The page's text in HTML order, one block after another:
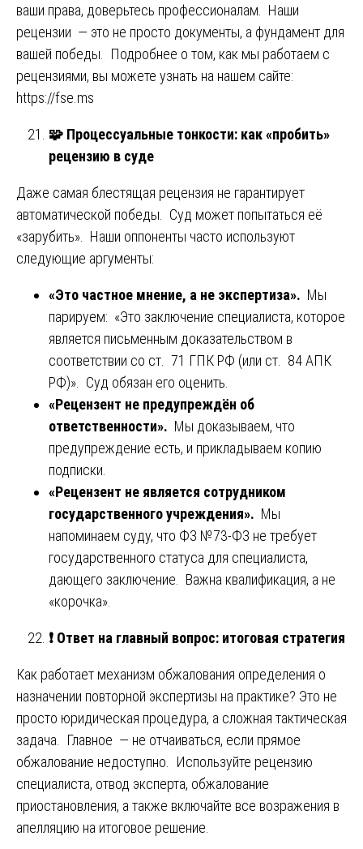
ваши права, доверьтесь профессионалам. Наши
рецензии — это не просто документы, а фундамент для
вашей победы. Подробнее о том, как мы работаем с
рецензиями, вы можете узнать на нашем сайте:
https://fse.ms
🧩 Процессуальные тонкости: как «пробить»
рецензию в суде
Даже самая блестящая рецензия не гарантирует
автоматической победы. Суд может попытаться её
«зарубить». Наши оппоненты часто используют
следующие аргументы:
«Это частное мнение, а не экспертиза». Мы
парируем: «Это заключение специалиста, которое
является письменным доказательством в
соответствии со ст. 71 ГПК РФ (или ст. 84 АПК
РФ)». Суд обязан его оценить.
«Рецензент не предупреждён об
ответственности». Мы доказываем, что
предупреждение есть, и прикладываем копию
подписки.
«Рецензент не является сотрудником
государственного учреждения». Мы
напоминаем суду, что ФЗ №73-ФЗ не требует
государственного статуса для специалиста,
дающего заключение. Важна квалификация, а не
«корочка».
❗ Ответ на главный вопрос: итоговая стратегия
Как работает механизм обжалования определения о
назначении повторной экспертизы на практике? Это не
просто юридическая процедура, а сложная тактическая
задача. Главное — не отчаиваться, если прямое
обжалование недоступно. Используйте рецензию
специалиста, отвод эксперта, обжалование
приостановления, а также включайте все возражения в
апелляцию на итоговое решение.